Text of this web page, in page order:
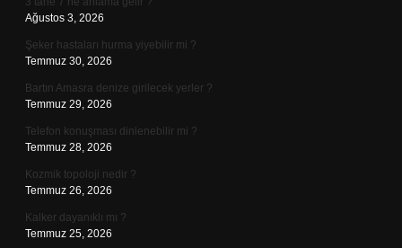
Ağustos 3, 2026
Şeker hastaları hurma yiyebilir mi ?
Temmuz 30, 2026
Bartın Amasra denize girilecek yerler ?
Temmuz 29, 2026
Telefon konuşması dinlenebilir mi ?
Temmuz 28, 2026
Kozmik topoloji nedir ?
Temmuz 26, 2026
Kalker dayanıklı mı ?
Temmuz 25, 2026